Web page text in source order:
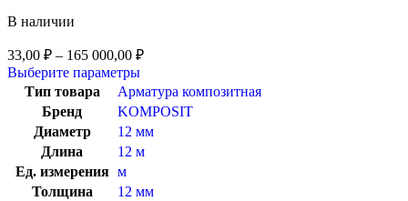
В наличии
33,00 ₽ – 165 000,00 ₽
Выберите параметры
Тип товара
Арматура композитная
Бренд
KOMPOSIT
Диаметр
12 мм
Длина
12 м
Ед. измерения м
Толщина
12 мм